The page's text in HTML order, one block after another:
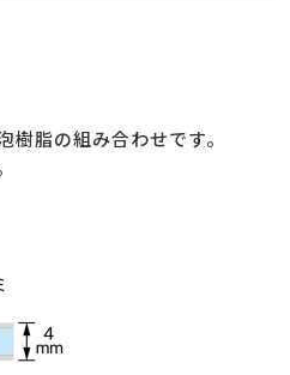
樹脂の組み合わせです。